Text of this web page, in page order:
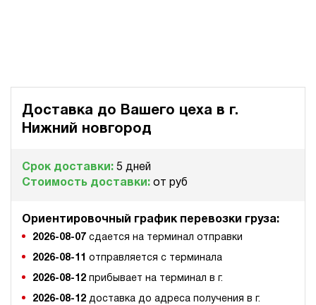
Доставка до Вашего цеха в г.
Нижний новгород
Срок доставки: 5 дней
Стоимость доставки: от руб
Ориентировочный график перевозки груза:
2026-08-07 сдается на терминал отправки
2026-08-11 отправляется с терминала
2026-08-12 прибывает на терминал в г.
2026-08-12 доставка до адреса получения в г.